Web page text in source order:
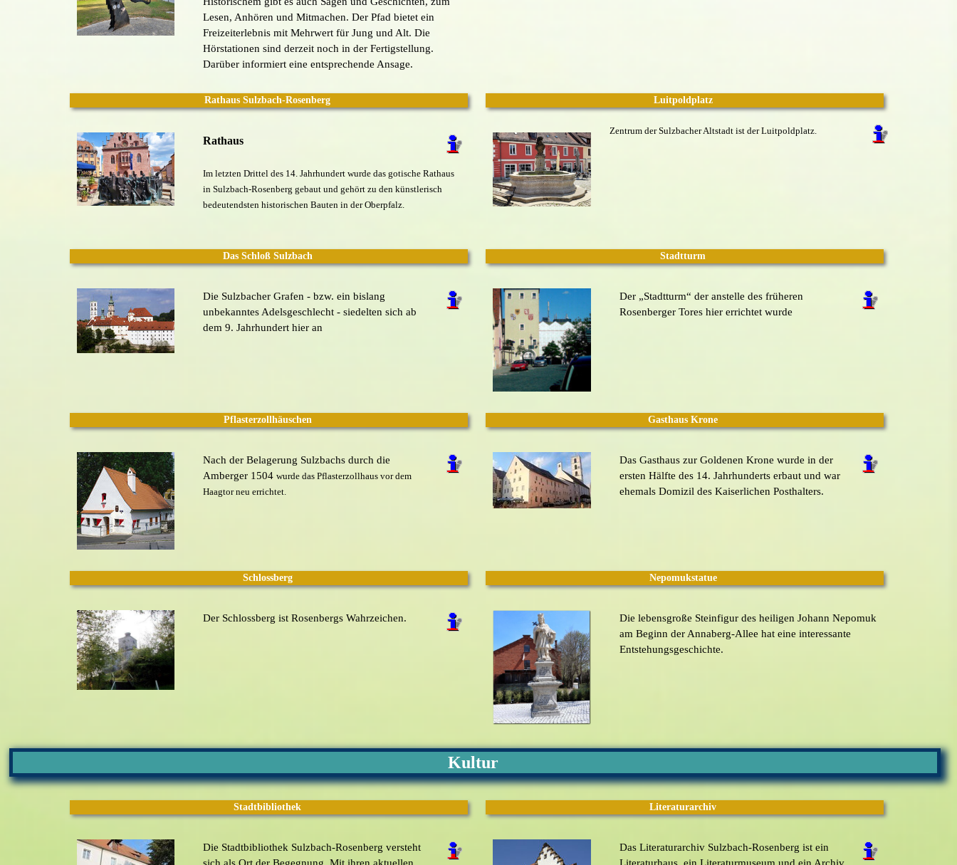
Lesen, Anhören und Mitmachen. Der Pfad bietet ein
Freizeiterlebnis mit Mehrwert für Jung und Alt. Die
Hörstationen sind derzeit noch in der Fertigstellung.
Darüber informiert eine entsprechende Ansage.
Rathaus Sulzbach-Rosenberg
Rathaus
Im letzten Drittel des 14. Jahrhundert wurde das gotische Rathaus
in Sulzbach-Rosenberg gebaut und gehört zu den künstlerisch
bedeutendsten historischen Bauten in der Oberpfalz.
Das Schloß Sulzbach
Die Sulzbacher Grafen - bzw. ein bislang
unbekanntes Adelsgeschlecht - siedelten sich ab
dem 9. Jahrhundert hier an
Pflasterzollhäuschen
Nach der Belagerung Sulzbachs durch die
Amberger 1504wurde das Pflasterzollhaus vor dem
Haagtor neu errichtet.
Schlossberg
Der Schlossberg ist Rosenbergs Wahrzeichen.
Luitpoldplatz
Zentrum der Sulzbacher Altstadt ist der Luitpoldplatz.
Stadtturm
Der „Stadtturm“ der anstelle des früheren
Rosenberger Tores hier errichtet wurde
Gasthaus Krone
Das Gasthaus zur Goldenen Krone wurde in der
ersten Hälfte des 14. Jahrhunderts erbaut und war
ehemals Domizil des Kaiserlichen Posthalters.
Nepomukstatue
Die lebensgroße Steinfigur des heiligen Johann Nepomuk
am Beginn der Annaberg-Allee hat eine interessante
Entstehungsgeschichte.
Kultur
Stadtbibliothek
Die Stadtbibliothek Sulzbach-Rosenberg versteht
Literaturarchiv
Das Literaturarchiv Sulzbach-Rosenberg ist ein